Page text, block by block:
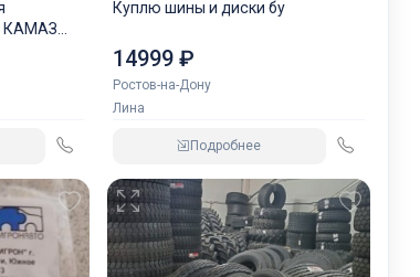
КАМАЗ
Куплю шины и диски бу
14999 ₽
Ростов-на-Дону
Лина
Подробнее